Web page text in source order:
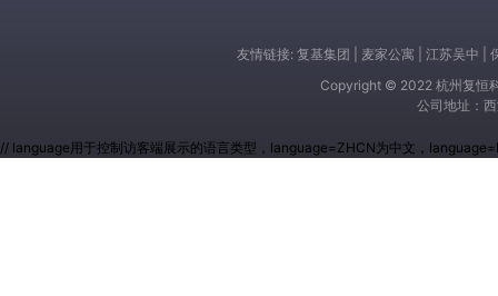
友情链接: 复基集团 麦家公寓 江苏吴中
Copyright © 2022 杭州复恒
公司地址：
// language用于控制访客端展示的语言类型，language=ZHCN为中文，